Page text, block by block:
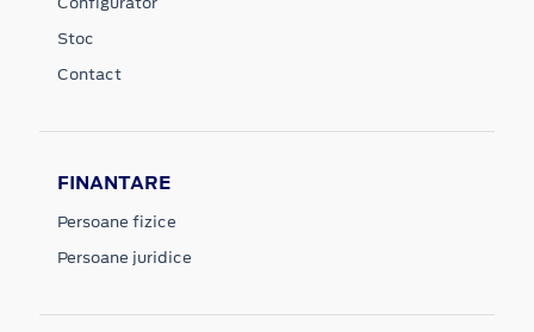
Stoc
Contact
FINANTARE
Persoane fizice
Persoane juridice